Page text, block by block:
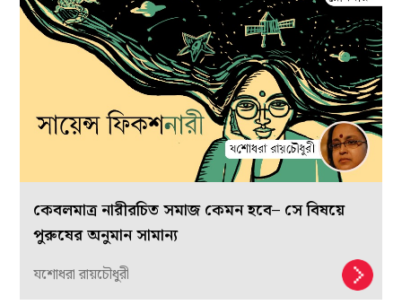
কেবলমাত্র নারীরচিত সমাজ কেমন হবে– সে বিষয়ে
পুরুষের অনুমান সামান্য
যশোধরা রায়চৌধুরী